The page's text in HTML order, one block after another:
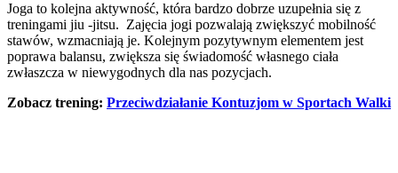
Joga to kolejna aktywność, która bardzo dobrze uzupełnia się z
treningami jiu -jitsu. Zajęcia jogi pozwalają zwiększyć mobilność
stawów, wzmacniają je. Kolejnym pozytywnym elementem jest
poprawa balansu, zwiększa się świadomość własnego ciała
zwłaszcza w niewygodnych dla nas pozycjach.
Zobacz trening: Przeciwdziałanie Kontuzjom w Sportach Walki